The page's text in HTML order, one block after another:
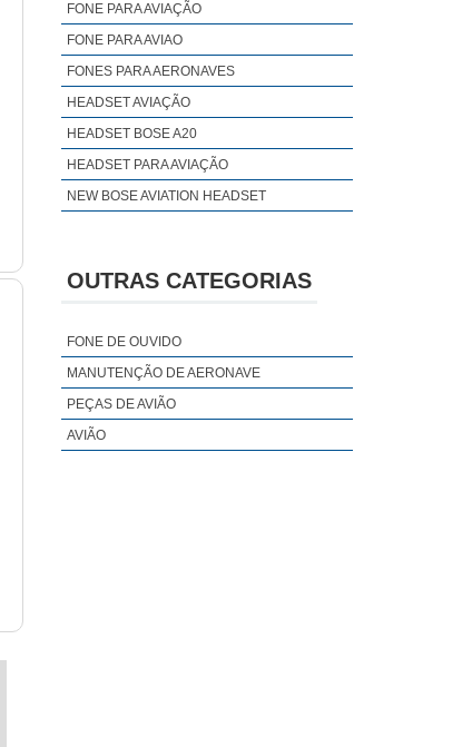
FONE PARA AVIAÇÃO
FONE PARA AVIAO
FONES PARA AERONAVES
HEADSET AVIAÇÃO
HEADSET BOSE A20
HEADSET PARA AVIAÇÃO
NEW BOSE AVIATION HEADSET
OUTRAS CATEGORIAS
FONE DE OUVIDO
MANUTENÇÃO DE AERONAVE
PEÇAS DE AVIÃO
AVIÃO